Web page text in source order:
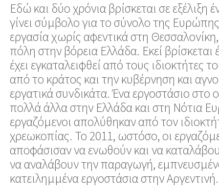
Εδώ και δύο χρόνια βρίσκεται σε εξέλιξη
γίνει σύμβολο για το σύνολο της
εργασία χωρίς αφεντικά στη
πόλη στην βόρεια Ελλάδα. Εκεί
έχει εγκαταλειφθεί από τους ιδιοκτήτες
από το κράτος και την κυβέρνηση και
εργατικά συνδικάτα. Ένα εργοστάσιο στο
πολλά άλλα στην Ελλάδα και στη Νότια
εργαζόμενοι απολύθηκαν από τον
χρεωκοπίας. Το 2011, ωστόσο, οι
αποφάσισαν να ενωθούν και να
να αναλάβουν την παραγωγή,
κατειλημμένα εργοστάσια στην Αργεντινή.